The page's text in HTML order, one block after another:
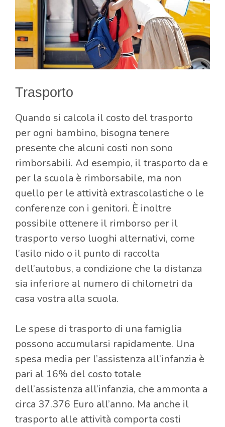
Trasporto
Quando si calcola il costo del trasporto
per ogni bambino, bisogna tenere
presente che alcuni costi non sono
rimborsabili. Ad esempio, il trasporto da e
per la scuola è rimborsabile, ma non
quello per le attività extrascolastiche o le
conferenze con i genitori. È inoltre
possibile ottenere il rimborso per il
trasporto verso luoghi alternativi, come
l’asilo nido o il punto di raccolta
dell’autobus, a condizione che la distanza
sia inferiore al numero di chilometri da
casa vostra alla scuola.
Le spese di trasporto di una famiglia
possono accumularsi rapidamente. Una
spesa media per l’assistenza all’infanzia è
pari al 16% del costo totale
dell’assistenza all’infanzia, che ammonta a
circa 37.376 Euro all’anno. Ma anche il
trasporto alle attività comporta costi